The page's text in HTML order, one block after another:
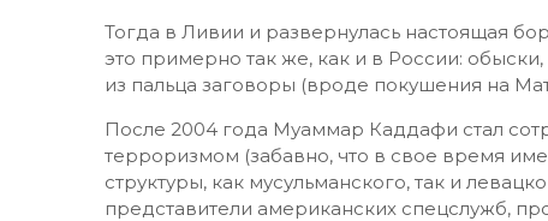
Тогда в Ливии и развернулась настоящая
это примерно так же, как и в России:
из пальца заговоры (вроде покушения на
После 2004 года Муаммар Каддафи стал
терроризмом (забавно, что в свое время
структуры, как мусульманского, так и
представители американских спецслужб,